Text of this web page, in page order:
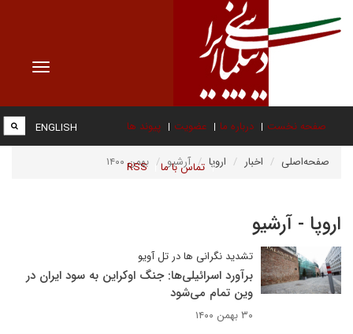
Toggle
صفحه نخست درباره ما عضویت پیوند ها
تماس با ما RSS
ENGLISH
صفحه‌اصلی اخبار اروپا آرشیو بهمن ۱۴۰۰
اروپا - آرشیو
تشدید نگرانی ها در تل آویو
برآورد اسرائیلی‌ها: جنگ اوکراین به سود ایران در
وین تمام می‌شود
۳۰ بهمن ۱۴۰۰